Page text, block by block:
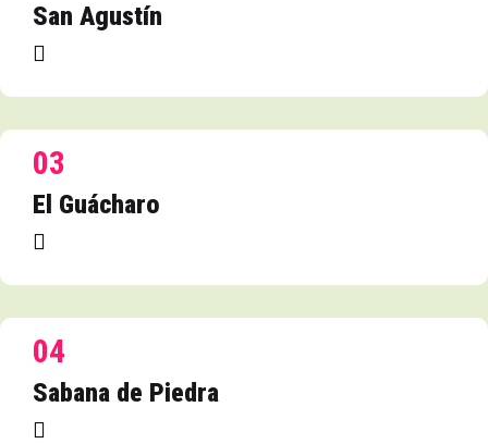
San Agustín
03
El Guácharo
04
Sabana de Piedra